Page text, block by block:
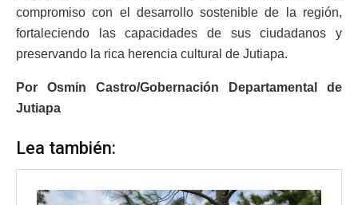
compromiso con el desarrollo sostenible de la región,
fortaleciendo las capacidades de sus ciudadanos y
preservando la rica herencia cultural de Jutiapa.
Por Osmin Castro/Gobernación Departamental de
Jutiapa
Lea también: